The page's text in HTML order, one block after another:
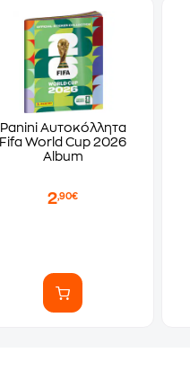
Panini Αυτοκόλλητα
Fifa World Cup 2026
Album
2,90€